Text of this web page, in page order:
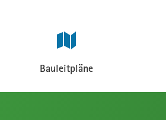
Bauleitpläne